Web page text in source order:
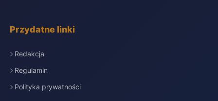
Przydatne linki
Redakcja
Regulamin
Polityka prywatności